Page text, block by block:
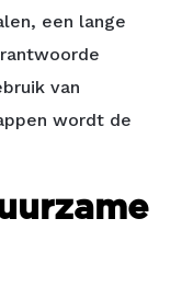
een lange
van
wordt de